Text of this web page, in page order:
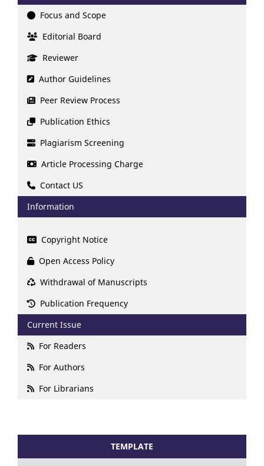
Focus and Scope
Editorial Board
Reviewer
Author Guidelines
Peer Review Process
Publication Ethics
Plagiarism Screening
Article Processing Charge
Contact US
Information
Copyright Notice
Open Access Policy
Withdrawal of Manuscripts
Publication Frequency
Current Issue
For Readers
For Authors
For Librarians
TEMPLATE